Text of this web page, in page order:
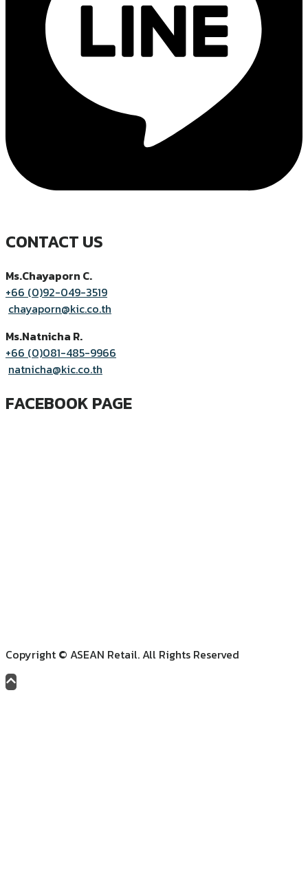
CONTACT US
Ms.Chayaporn C.
+66 (0)92-049-3519
chayaporn@kic.co.th
Ms.Natnicha R.
+66 (0)081-485-9966
natnicha@kic.co.th
FACEBOOK PAGE
Copyright © ASEAN Retail. All Rights Reserved